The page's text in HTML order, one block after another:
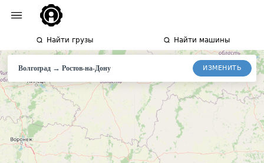
Найти грузы Найти машины
Волгоград → Ростов-на-Дону ИЗМЕНИТЬ